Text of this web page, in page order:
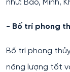
như: Bảo, Minh,
- Bố trí phong
Bố trí phong
năng lượng tốt